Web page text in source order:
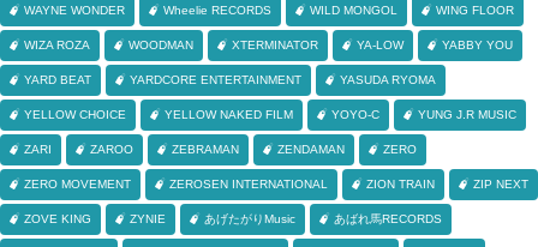
WAYNE WONDER Wheelie RECORDS WILD MONGOL WING FLOOR
WIZA ROZA WOODMAN XTERMINATOR YA-LOW YABBY YOU
YARD BEAT YARDCORE ENTERTAINMENT YASUDA RYOMA
YELLOW CHOICE YELLOW NAKED FILM YOYO-C YUNG J.R MUSIC
ZARI ZAROO ZEBRAMAN ZENDAMAN ZERO
ZERO MOVEMENT ZEROSEN INTERNATIONAL ZION TRAIN ZIP NEXT
ZOVE KING ZYNIE あげたがりMusic あばれ馬RECORDS